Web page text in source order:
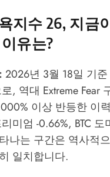
지수 26, 지금
유는?
2026년 3월 18일 기
, 역대 Extreme Fear
이상 반등한 이
미엄 -0.66%, BTC 도
나는 구간은 역사적
일치합니다.